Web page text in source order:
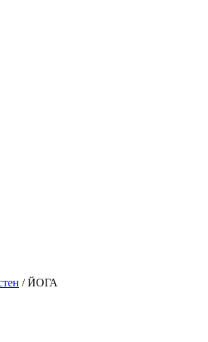
/ЙОГА